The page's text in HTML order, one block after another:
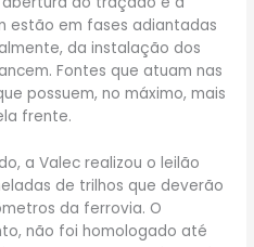
estão em fases adiantadas
da instalação dos
Fontes que atuam nas
possuem, no máximo, mais
frente.
a Valec realizou o leilão
de trilhos que deverão
da ferrovia. O
não foi homologado até